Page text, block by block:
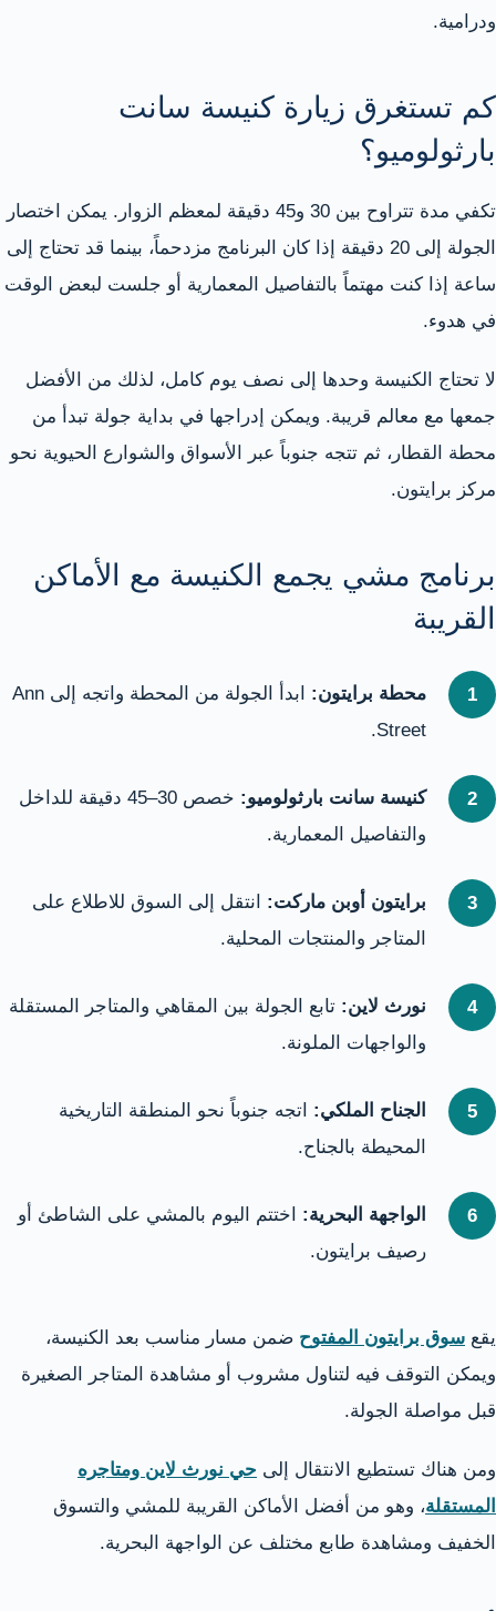
ودرامية.
كم تستغرق زيارة كنيسة سانت
بارثولوميو؟
تكفي مدة تتراوح بين 30 و45 دقيقة لمعظم الزوار. يمكن اختصار
الجولة إلى 20 دقيقة إذا كان البرنامج مزدحماً، بينما قد تحتاج إلى
ساعة إذا كنت مهتماً بالتفاصيل المعمارية أو جلست لبعض الوقت
في هدوء.
لا تحتاج الكنيسة وحدها إلى نصف يوم كامل، لذلك من الأفضل
جمعها مع معالم قريبة. ويمكن إدراجها في بداية جولة تبدأ من
محطة القطار، ثم تتجه جنوباً عبر الأسواق والشوارع الحيوية نحو
مركز برايتون.
برنامج مشي يجمع الكنيسة مع الأماكن
القريبة
محطة برايتون:
ابدأ الجولة من المحطة واتجه إلى Ann
Street.
كنيسة سانت بارثولوميو:
خصص 30–45 دقيقة للداخل
والتفاصيل المعمارية.
برايتون أوبن ماركت: انتقل إلى السوق للاطلاع على
المتاجر والمنتجات المحلية.
نورث لاين: تابع الجولة بين المقاهي والمتاجر المستقلة
والواجهات الملونة.
الجناح الملكي: اتجه جنوباً نحو المنطقة التاريخية
المحيطة بالجناح.
الواجهة البحرية: اختتم اليوم بالمشي على الشاطئ أو
رصيف برايتون.
يقع سوق برايتون المفتوح ضمن مسار مناسب بعد الكنيسة،
ويمكن التوقف فيه لتناول مشروب أو مشاهدة المتاجر الصغيرة
قبل مواصلة الجولة.
ومن هناك تستطيع الانتقال إلى حي نورث لاين ومتاجره
المستقلة، وهو من أفضل الأماكن القريبة للمشي والتسوق
الخفيف ومشاهدة طابع مختلف عن الواجهة البحرية.